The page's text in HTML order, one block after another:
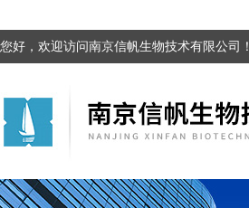
您好，欢迎访问南京信帆生物技术有限公司！